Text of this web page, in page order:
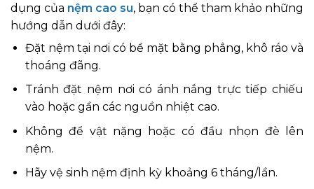
dụng của nệm cao su, bạn có thể tham khảo những
hướng dẫn dưới đây:
Đặt nệm tại nơi có bề mặt bằng phẳng, khô ráo và
thoáng đãng.
Tránh đặt nệm nơi có ánh nắng trực tiếp chiếu
vào hoặc gần các nguồn nhiệt cao.
Không để vật nặng hoặc có đầu nhọn đè lên
nệm.
Hãy vệ sinh nệm định kỳ khoảng 6 tháng/lần.